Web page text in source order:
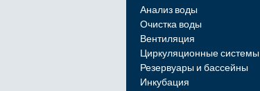
Анализ воды
Очистка воды
Вентиляция
Циркуляционные системы
Резервуары и бассейны
Инкубация